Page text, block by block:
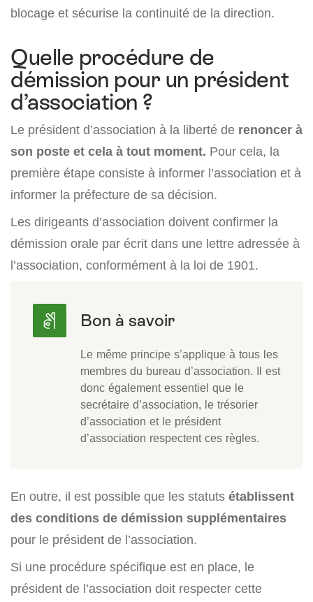
blocage et sécurise la continuité de la direction.
Quelle procédure de
démission pour un président
d’association ?
Le président d’association à la liberté de renoncer à
son poste et cela à tout moment. Pour cela, la
première étape consiste à informer l’association et à
informer la préfecture de sa décision.
Les dirigeants d’association doivent confirmer la
démission orale par écrit dans une lettre adressée à
l’association, conformément à la loi de 1901.
Le même principe s’applique à tous les
membres du bureau d’association. Il est
donc également essentiel que le
secrétaire d’association, le trésorier
d’association et le président
d’association respectent ces règles.
En outre, il est possible que les statuts établissent
des conditions de démission supplémentaires
pour le président de l’association.
Si une procédure spécifique est en place, le
président de l’association doit respecter cette